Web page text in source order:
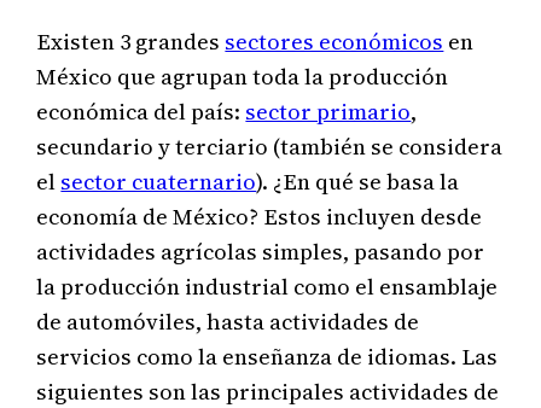
Existen 3 grandes sectores económicos en
México que agrupan toda la producción
económica del país: sector primario,
secundario y terciario (también se considera
el sector cuaternario). ¿En qué se basa la
economía de México? Estos incluyen desde
actividades agrícolas simples, pasando por
la producción industrial como el ensamblaje
de automóviles, hasta actividades de
servicios como la enseñanza de idiomas. Las
siguientes son las principales actividades de